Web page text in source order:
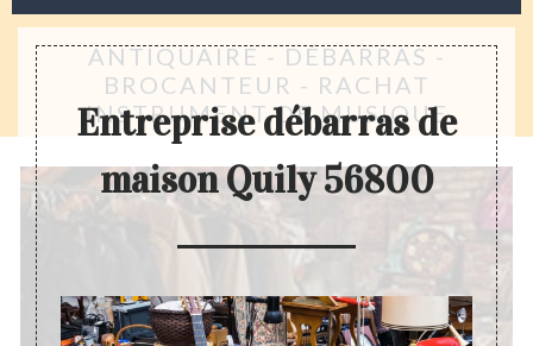
ANTIQUAIRE - DÉBARRAS -
BROCANTEUR - RACHAT
INSTRUMENT DE MUSIQUE
Entreprise débarras de
maison Quily 56800